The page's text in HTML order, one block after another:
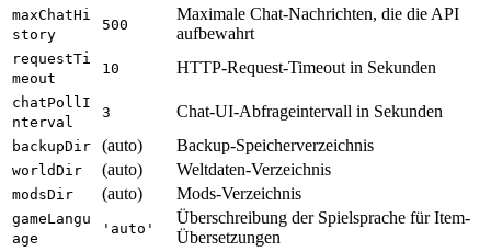
maxChatHi
story
500
Maximale Chat-Nachrichten, die die API
aufbewahrt
requestTi
meout
10 HTTP-Request-Timeout in Sekunden
chatPollI
nterval
3 Chat-UI-Abfrageintervall in Sekunden
backupDir (auto) Backup-Speicherverzeichnis
worldDir (auto) Weltdaten-Verzeichnis
modsDir (auto) Mods-Verzeichnis
gameLangu
age
'auto'
Überschreibung der Spielsprache für Item-
Übersetzungen